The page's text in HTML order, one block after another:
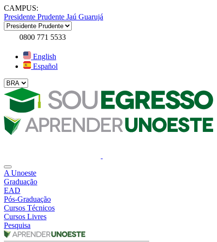
CAMPUS:
Presidente Prudente Jaú Guarujá
0800 771 5533
English
Español
A Unoeste
Graduação
EAD
Pós-Graduação
Cursos Técnicos
Cursos Livres
Pesquisa